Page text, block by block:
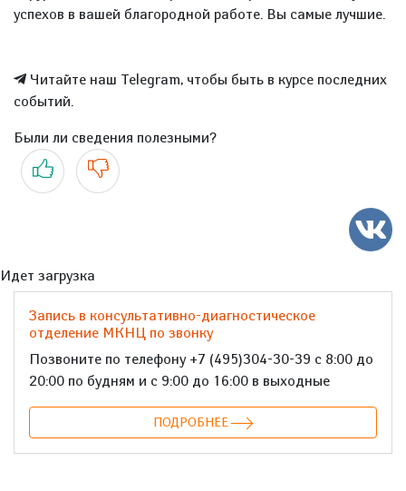
успехов в вашей благородной работе. Вы самые лучшие.
Читайте наш Telegram, чтобы быть в курсе последних
событий.
Были ли сведения полезными?
Да Нет
Идет загрузка
Запись в консультативно-диагностическое
отделение МКНЦ по звонку
Позвоните по телефону +7 (495)304-30-39 с 8:00 до
20:00 по будням и с 9:00 до 16:00 в выходные
ПОДРОБНЕЕ